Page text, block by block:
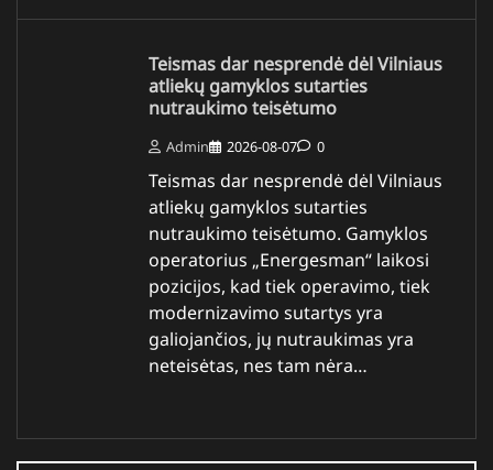
Teismas dar nesprendė dėl Vilniaus
atliekų gamyklos sutarties
nutraukimo teisėtumo
Admin 2026-08-07 0
Teismas dar nesprendė dėl Vilniaus
atliekų gamyklos sutarties
nutraukimo teisėtumo. Gamyklos
operatorius „Energesman“ laikosi
pozicijos, kad tiek operavimo, tiek
modernizavimo sutartys yra
galiojančios, jų nutraukimas yra
neteisėtas, nes tam nėra…